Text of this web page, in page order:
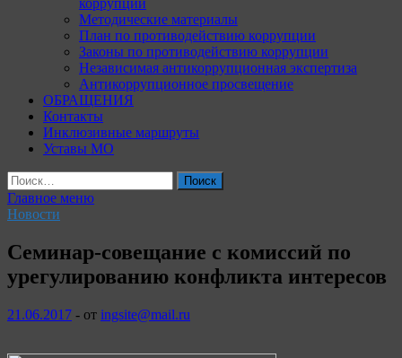
коррупции
Методические материалы
План по противодействию коррупции
Законы по противодействию коррупции
Независимая антикоррупционная экспертиза
Антикоррупционное просвещение
ОБРАЩЕНИЯ
Контакты
Инклюзивные маршруты
Уставы МО
Найти:
Главное меню
Новости
Семинар-совещание с комиссий по
урегулированию конфликта интересов
21.06.2017 - от ingsite@mail.ru